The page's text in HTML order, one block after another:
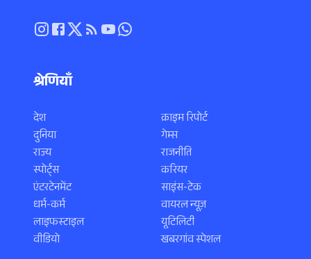
श्रेणियाँ
देश
दुनिया
राज्य
स्पोर्ट्स
एंटरटेनमेंट
धर्म-कर्म
लाइफस्टाइल
वीडियो
क्राइम रिपोर्ट
गेम्स
राजनीति
करियर
साइंस-टेक
वायरल न्यूज़
यूटिलिटी
खबरगांव स्पेशल